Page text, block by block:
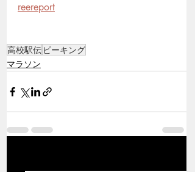
reereport
高校駅伝 ピーキング
マラソン